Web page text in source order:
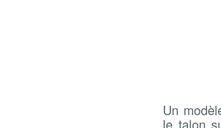
Un
le talon